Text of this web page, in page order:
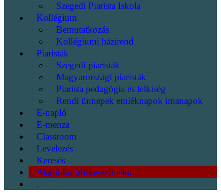
Szegedi Piarista Iskola
Kollégium
Bemutatkozás
Kollégiumi házirend
Piaristák
Szegedi piaristák
Magyarországi piaristák
Piarista pedagógia és lelkiség
Rendi ünnepek emléknapok imanapok
E-napló
E-menza
Classroom
Levelezés
Keresés
Alapfokú Művészeti Iskola
.